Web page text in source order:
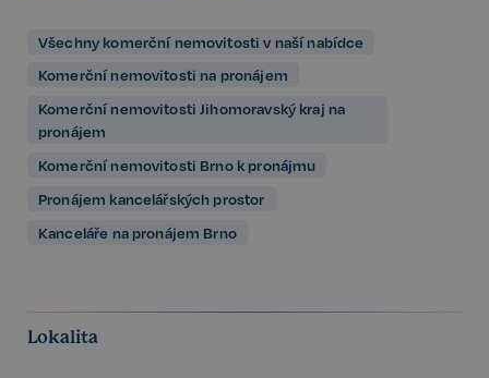
Všechny komerční nemovitosti v naší nabídce
Komerční nemovitosti na pronájem
Komerční nemovitosti Jihomoravský kraj na
pronájem
Komerční nemovitosti Brno k pronájmu
Pronájem kancelářských prostor
Kanceláře na pronájem Brno
Lokalita